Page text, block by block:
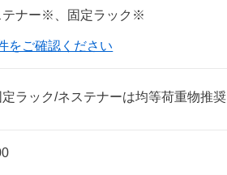
テナー※、固定ラック※
をご確認ください
ラック/ネステナーは均等荷重物推奨